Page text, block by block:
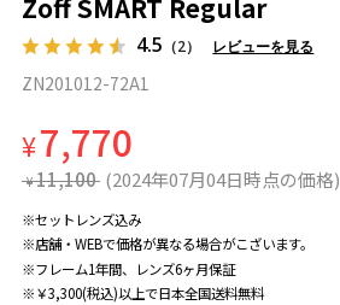
4.5 （2） レビューを見る
ZN201012-72A1
¥7,770
¥ 11,100 (2024年07月04日時点の価格)
※セットレンズ込み
※店舗・WEBで価格が異なる場合がこざいます。
※フレーム1年間、レンズ6ヶ月保証
※￥3,300(税込)以上で日本全国送料無料